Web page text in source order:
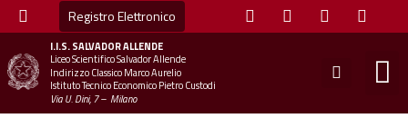
Registro Elettronico
I.I.S.SALVADOR ALLENDE
Liceo Scientifico Salvador Allende
Indirizzo Classico Marco Aurelio
Istituto Tecnico Economico Pietro Custodi
Via U. Dini, 7 – Milano